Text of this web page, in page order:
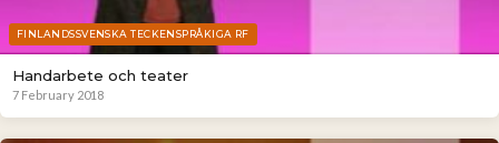
FINLANDSSVENSKA TECKENSPRÅKIGA RF
Handarbete och teater
7 February 2018